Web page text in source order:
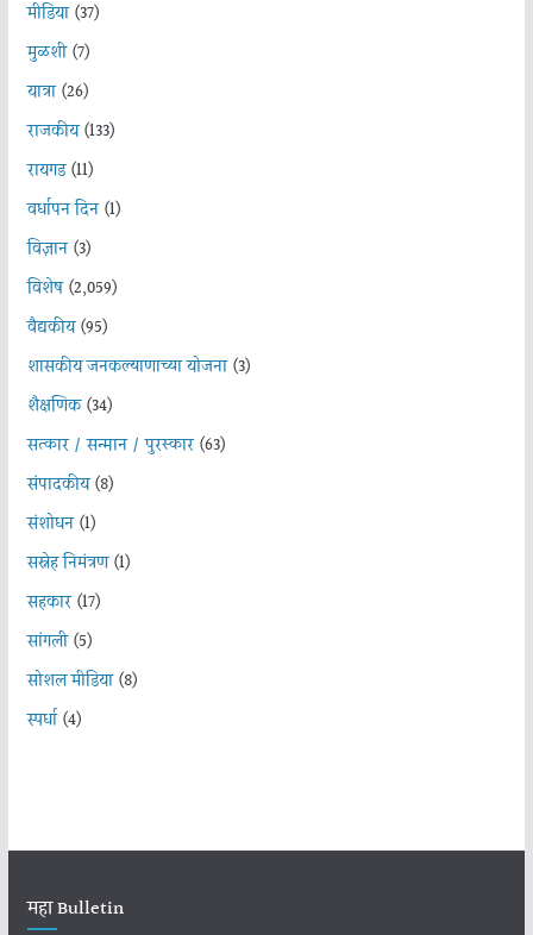
मीडिया(37)
मुळशी(7)
यात्रा(26)
राजकीय(133)
रायगड(11)
वर्धापन दिन(1)
विज्ञान(3)
विशेष(2,059)
वैद्यकीय(95)
शासकीय जनकल्याणाच्या योजना(3)
शैक्षणिक(34)
सत्कार / सन्मान / पुरस्कार(63)
संपादकीय(8)
संशोधन(1)
सस्नेह निमंत्रण(1)
सहकार(17)
सांगली(5)
सोशल मीडिया(8)
स्पर्धा(4)
महा Bulletin